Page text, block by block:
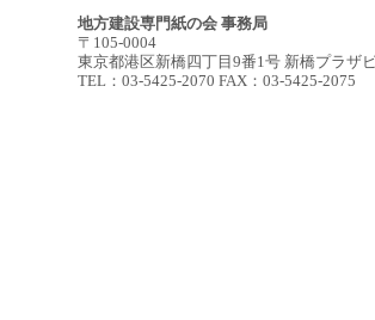
地方建設専門紙の会 事務局
〒105-0004
東京都港区新橋四丁目9番1号 新橋プラザ
TEL：03-5425-2070 FAX：03-5425-2075